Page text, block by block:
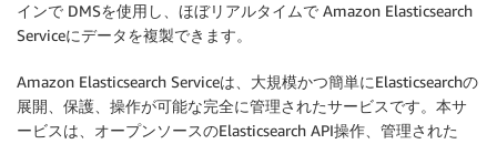
インで DMSを使用し、ほぼリアルタイムで Amazon Elasticsearch
Serviceにデータを複製できます。
Amazon Elasticsearch Serviceは、大規模かつ簡単にElasticsearchの
展開、保護、操作が可能な完全に管理されたサービスです。本サ
ービスは、オープンソースのElasticsearch API操作、管理された